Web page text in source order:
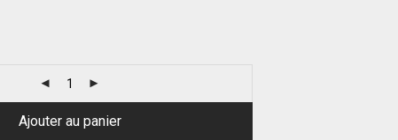
Ajouter au panier